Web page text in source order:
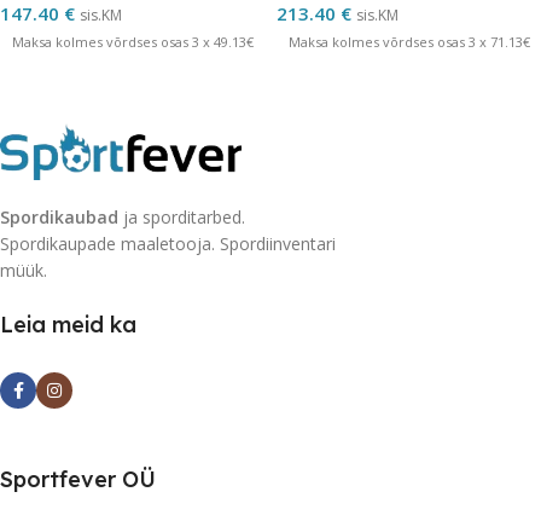
147.40 € sis.KM
Maksa kolmes võrdses osas 3 x 49.13€
213.40 € sis.KM
Maksa kolmes võrdses osas 3 x 71.13€
Spordikaubad ja sporditarbed.
Spordikaupade maaletooja. Spordiinventari
müük.
Leia meid ka
Sportfever OÜ